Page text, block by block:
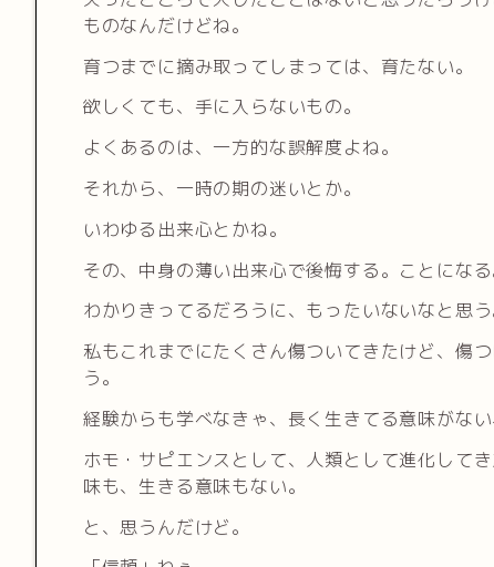
ものなんだけどね。
育つまでに摘み取ってしまっては、育たない。
欲しくても、手に入らないもの。
よくあるのは、一方的な誤解度よね。
それから、一時の期の迷いとか。
いわゆる出来心とかね。
その、中身の薄い出来心で後悔する。ことになる
わかりきってるだろうに、もったいないなと思う
私もこれまでにたくさん傷ついてきたけど、傷
う。
経験からも学べなきゃ、長く生きてる意味がない
ホモ・サピエンスとして、人類として進化して
味も、生きる意味もない。
と、思うんだけど。